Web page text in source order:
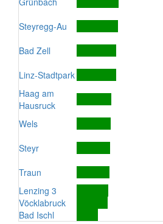
Steyregg-Au
Bad Zell
Linz-Stadtpark
Haag am
Hausruck
Wels
Steyr
Traun
Lenzing 3
Vöcklabruck
Bad Ischl